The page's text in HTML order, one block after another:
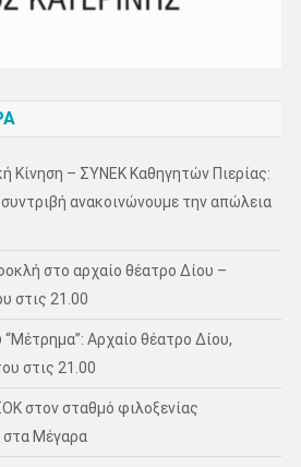
Κίνηση – ΣΥΝΕΚ Καθηγητών Πιερίας:
ανακοινώνουμε την απώλεια
στο αρχαίο θέατρο Δίου –
στις 21.00
Αρχαίο θέατρο Δίου,
στις 21.00
στον σταθμό φιλοξενίας
Μέγαρα